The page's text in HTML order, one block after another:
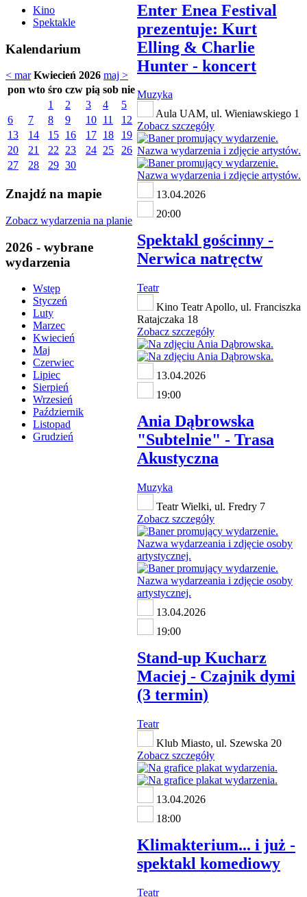
Kino
Spektakle
Kalendarium
< mar Kwiecień 2026 maj >
pon wto śro czw pią sob nie
1
2 3 4
5
6
7 8 9 10 11
12
13
14 15 16 17 18
19
20
21 22 23 24 25
26
27
28 29 30
Znajdź na mapie
Zobacz wydarzenia na planie
2026 - wybrane
wydarzenia
Wstęp
Styczeń
Luty
Marzec
Kwiecień
Maj
Czerwiec
Lipiec
Sierpień
Wrzesień
Październik
Listopad
Grudzień
Enter Enea Festival
prezentuje: Kurt
Elling & Charlie
Hunter - koncert
Muzyka
Aula UAM, ul. Wieniawskiego 1
Zobacz szczegóły
13.04.2026
20:00
Spektakl gościnny -
Nerwica natręctw
Teatr
Kino Teatr Apollo, ul. Franciszka
Ratajczaka 18
Zobacz szczegóły
13.04.2026
19:00
Ania Dąbrowska
"Subtelnie" - Trasa
Akustyczna
Muzyka
Teatr Wielki, ul. Fredry 7
Zobacz szczegóły
13.04.2026
19:00
Stand-up Kucharz
Maciej - Czajnik dymi
(3 termin)
Teatr
Klub Miasto, ul. Szewska 20
Zobacz szczegóły
13.04.2026
18:00
Klimakterium... i już -
spektakl komediowy
Teatr